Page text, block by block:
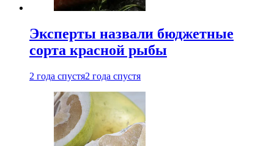
Эксперты назвали бюджетные
сорта красной рыбы
2 года спустя2 года спустя